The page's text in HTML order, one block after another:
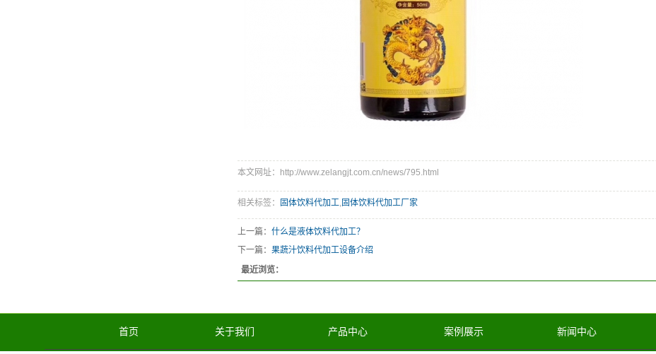
本文网址：http://www.zelangjt.com.cn/news/795.html
相关标签： 固体饮料代加工,固体饮料代加工厂家
上一篇： 什么是液体饮料代加工？
下一篇： 果蔬汁饮料代加工设备介绍
最近浏览：
首页 关于我们 产品中心 案例展示 新闻中心